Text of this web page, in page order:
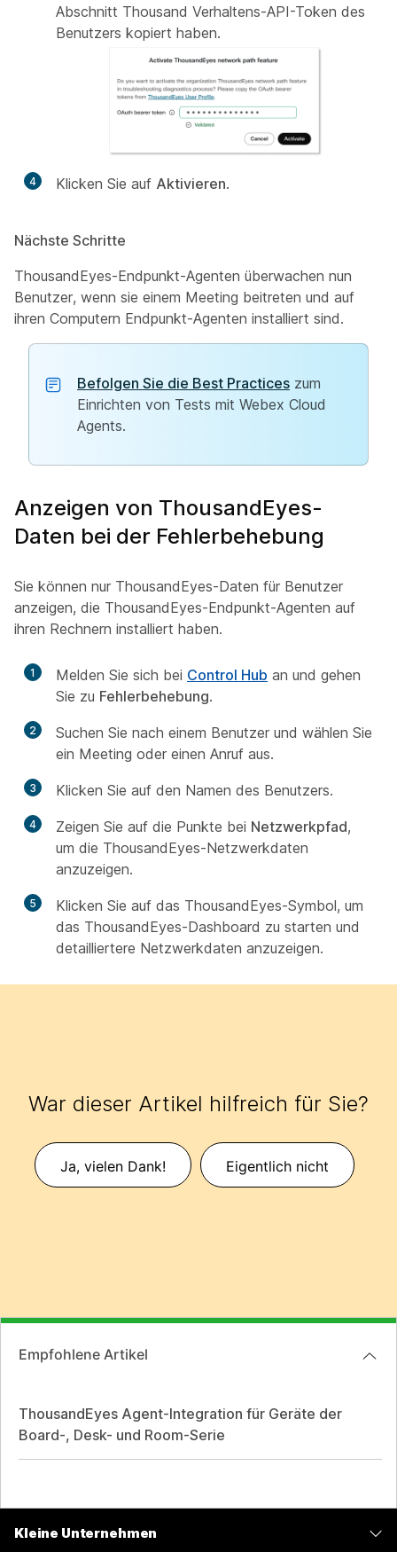
Abschnitt Thousand Verhaltens-API-Token des
Benutzers kopiert haben.
4 Klicken Sie auf Aktivieren.
Nächste Schritte
ThousandEyes-Endpunkt-Agenten überwachen nun
Benutzer, wenn sie einem Meeting beitreten und auf
ihren Computern Endpunkt-Agenten installiert sind.
Befolgen Sie die Best Practices zum
Einrichten von Tests mit Webex Cloud
Agents.
Anzeigen von ThousandEyes-
Daten bei der Fehlerbehebung
Sie können nur ThousandEyes-Daten für Benutzer
anzeigen, die ThousandEyes-Endpunkt-Agenten auf
ihren Rechnern installiert haben.
1 Melden Sie sich bei Control Hub an und gehen
Sie zu Fehlerbehebung.
2
Suchen Sie nach einem Benutzer und wählen Sie
ein Meeting oder einen Anruf aus.
3 Klicken Sie auf den Namen des Benutzers.
4 Zeigen Sie auf die Punkte bei Netzwerkpfad,
um die ThousandEyes-Netzwerkdaten
anzuzeigen.
5
Klicken Sie auf das ThousandEyes-Symbol, um
das ThousandEyes-Dashboard zu starten und
detailliertere Netzwerkdaten anzuzeigen.
War dieser Artikel hilfreich für Sie?
Ja, vielen Dank! Eigentlich nicht
Empfohlene Artikel
ThousandEyes Agent-Integration für Geräte der
Board-, Desk- und Room-Serie
Kleine Unternehmen